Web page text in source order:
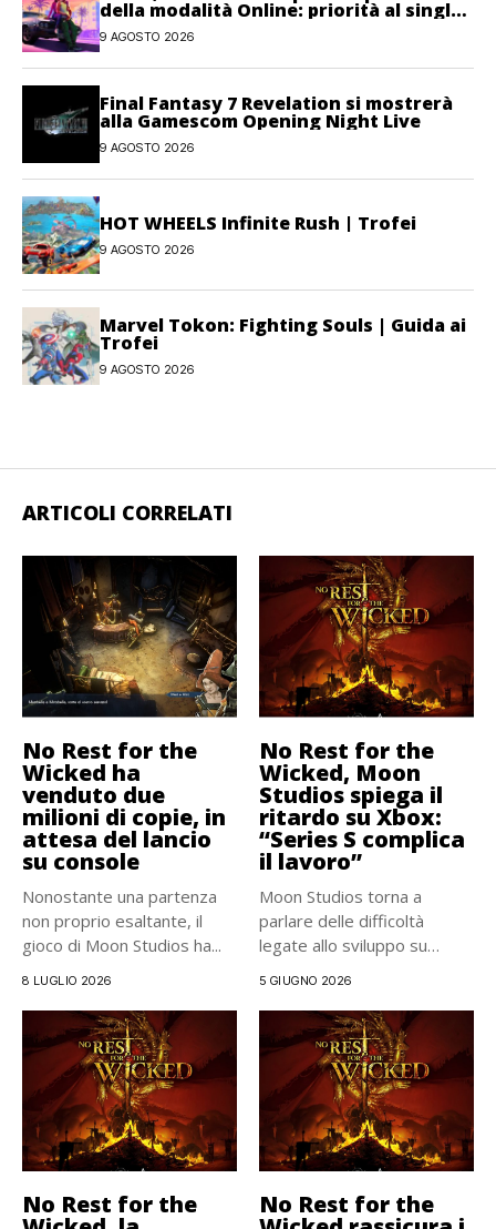
della modalità Online: priorità al single-
player
9 AGOSTO 2026
Final Fantasy 7 Revelation si mostrerà
alla Gamescom Opening Night Live
9 AGOSTO 2026
HOT WHEELS Infinite Rush | Trofei
9 AGOSTO 2026
Marvel Tokon: Fighting Souls | Guida ai
Trofei
9 AGOSTO 2026
ARTICOLI CORRELATI
No Rest for the
Wicked ha
venduto due
milioni di copie, in
attesa del lancio
su console
Nonostante una partenza
non proprio esaltante, il
gioco di Moon Studios ha...
8 LUGLIO 2026
No Rest for the
Wicked, Moon
Studios spiega il
ritardo su Xbox:
“Series S complica
il lavoro”
Moon Studios torna a
parlare delle difficoltà
legate allo sviluppo su
5 GIUGNO 2026
No Rest for the No Rest for the